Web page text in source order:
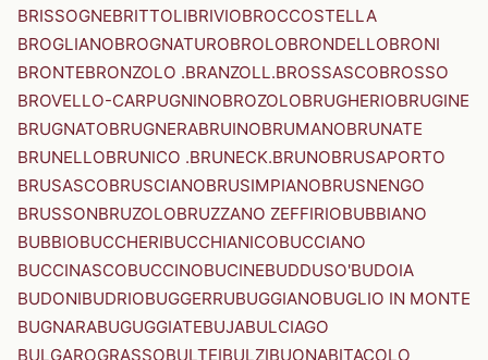
BRISSOGNEBRITTOLIBRIVIOBROCCOSTELLA
BROGLIANOBROGNATUROBROLOBRONDELLOBRONI
BRONTEBRONZOLO .BRANZOLL.BROSSASCOBROSSO
BROVELLO-CARPUGNINOBROZOLOBRUGHERIOBRUGINE
BRUGNATOBRUGNERABRUINOBRUMANOBRUNATE
BRUNELLOBRUNICO .BRUNECK.BRUNOBRUSAPORTO
BRUSASCOBRUSCIANOBRUSIMPIANOBRUSNENGO
BRUSSONBRUZOLOBRUZZANO ZEFFIRIOBUBBIANO
BUBBIOBUCCHERIBUCCHIANICOBUCCIANO
BUCCINASCOBUCCINOBUCINEBUDDUSO'BUDOIA
BUDONIBUDRIOBUGGERRUBUGGIANOBUGLIO IN MONTE
BUGNARABUGUGGIATEBUJABULCIAGO
BULGAROGRASSOBULTEIBULZIBUONABITACOLO